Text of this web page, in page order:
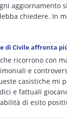
aggiornamento
chiedere. In
di Civile affronta
ricorrono con
e
casistiche mi
e fattuali
di esito